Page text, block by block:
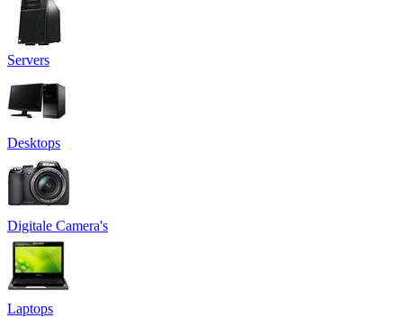
Servers
Desktops
Digitale Camera's
Laptops